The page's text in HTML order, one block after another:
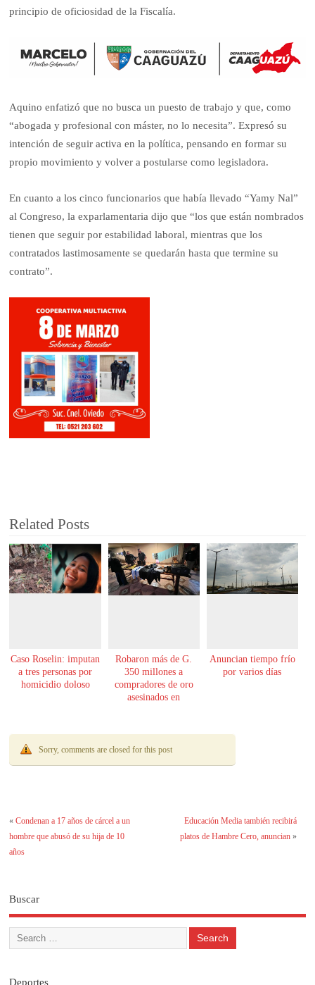
principio de oficiosidad de la Fiscalía.
Aquino enfatizó que no busca un puesto de trabajo y que, como
“abogada y profesional con máster, no lo necesita”. Expresó su
intención de seguir activa en la política, pensando en formar su
propio movimiento y volver a postularse como legisladora.
En cuanto a los cinco funcionarios que había llevado “Yamy Nal”
al Congreso, la exparlamentaria dijo que “los que están nombrados
tienen que seguir por estabilidad laboral, mientras que los
contratados lastimosamente se quedarán hasta que termine su
contrato”.
Related Posts
Caso Roselin: imputan
a tres personas por
homicidio doloso
Robaron más de G.
350 millones a
compradores de oro
asesinados en
Anuncian tiempo frío
por varios días
Sorry, comments are closed for this post
«Condenan a 17 años de cárcel a un
hombre que abusó de su hija de 10
años
Educación Media también recibirá
platos de Hambre Cero, anuncian»
Buscar
Deportes